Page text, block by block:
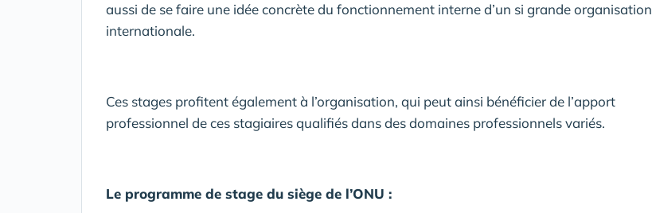
aussi de se faire une idée concrète du fonctionnement interne d’un si grande organisation
internationale.
Ces stages profitent également à l’organisation, qui peut ainsi bénéficier de l’apport
professionnel de ces stagiaires qualifiés dans des domaines professionnels variés.
Le programme de stage du siège de l’ONU :